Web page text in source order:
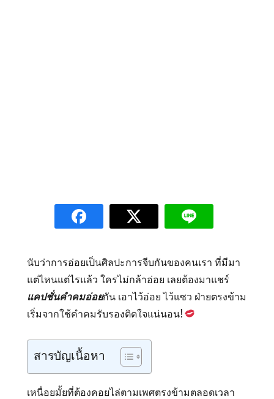
นับว่าการอ่อยเป็นศิลปะการจีบกันของคนเรา ที่มีมา
แต่ไหนแต่ไรแล้ว ใครไม่กล้าอ่อย เลยต้องมาแชร์
แคปชั่นคำคมอ่อยกัน เอาไว้อ่อย ไว้แซว ฝ่ายตรงข้าม
เริ่มจากใช้คำคมรับรองติดใจแน่นอน!
สารบัญเนื้อหา
เหนื่อยมั้ยที่ต้องคอยไล่ตามเพศตรงข้ามตลอดเวลา